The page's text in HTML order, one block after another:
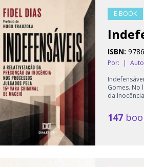
E-BOOK
ISBN:
Por: |
Gomes. No
da
147